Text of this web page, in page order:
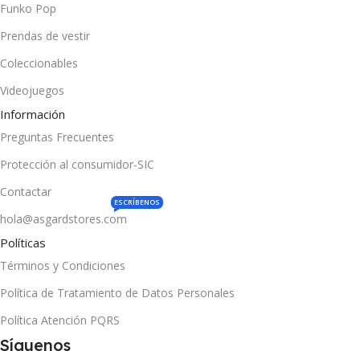
Funko Pop
Prendas de vestir
Coleccionables
Videojuegos
Información
Preguntas Frecuentes
Protección al consumidor-SIC
Contactar
hola@asgardstores.com
ESCRÍBENOS
Políticas
Términos y Condiciones
Política de Tratamiento de Datos Personales
Política Atención PQRS
Síguenos